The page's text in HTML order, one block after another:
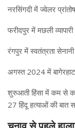
नरसिंगदी में ज्वेलर
फरीदपुर में मछली
रंगपुर में स्वतंत्रता
अगस्त 2024 में
शुरुआती हिंसा में कम से
27 हिंदू हत्याओं की बात